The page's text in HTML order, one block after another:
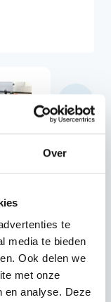
Over
te
media te bieden
Ook delen we
met onze
en analyse. Deze
KETTINGZAAG